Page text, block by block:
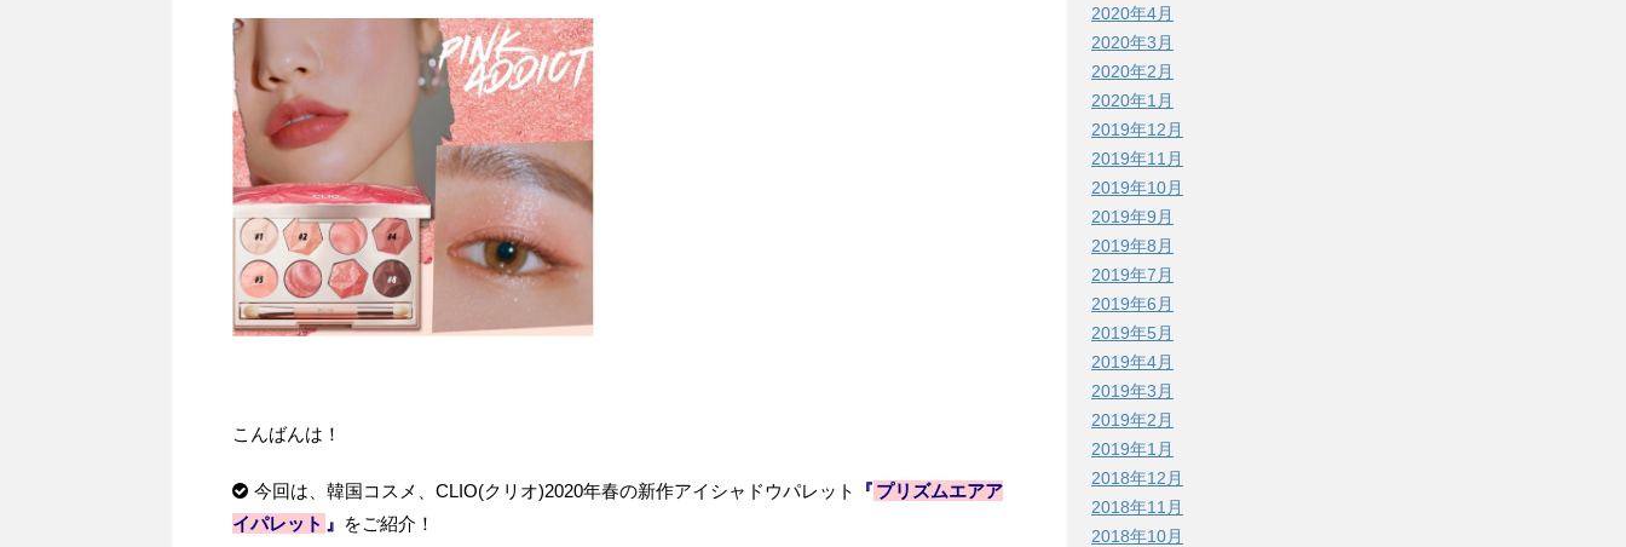
こんばんは！
今回は、韓国コスメ、 CLIO(クリオ)2020年春の新作アイシャドウパレット 『 プリズムエアア
イパレット 』 をご紹介！
2020年4月
2020年3月
2020年2月
2020年1月
2019年12月
2019年11月
2019年10月
2019年9月
2019年8月
2019年7月
2019年6月
2019年5月
2019年4月
2019年3月
2019年2月
2019年1月
2018年12月
2018年11月
2018年10月